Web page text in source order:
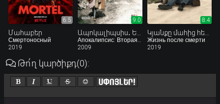
6.5
Մահաբեր
Смертоносный
2019
9.0
2009
8.4
Կյանքը մահից հետո
Жизнь после смерти
2019
Թո՛ղ կարծիքդ(0):